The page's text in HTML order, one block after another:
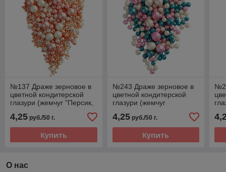
№137 Драже зерновое в
цветной кондитерской
глазури (жемчуг "Персик,
4,25 руб./50 г.
Купить
№243 Драже зерновое в
цветной кондитерской
глазури (жемчуг
бирюза, серебро")
4,25руб./50 г.
Купить
О нас